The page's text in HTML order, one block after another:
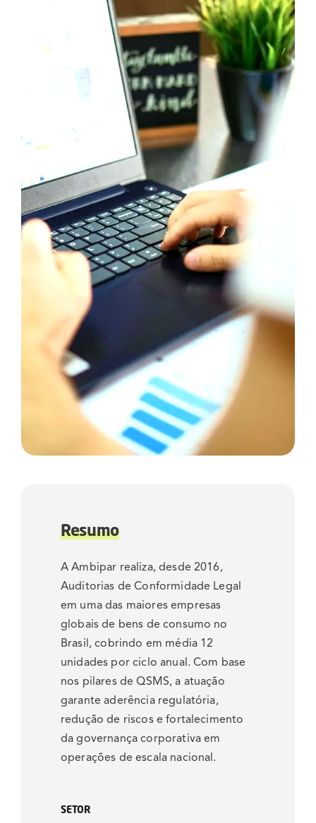
Resumo
A Ambipar realiza, desde 2016,
Auditorias de Conformidade Legal
em uma das maiores empresas
globais de bens de consumo no
Brasil, cobrindo em média 12
unidades por ciclo anual. Com base
nos pilares de QSMS, a atuação
garante aderência regulatória,
redução de riscos e fortalecimento
da governança corporativa em
operações de escala nacional.
SETOR